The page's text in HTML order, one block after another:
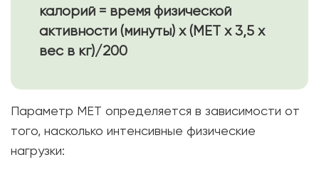
калорий = время физической
активности (минуты) x (МЕТ x 3,5 x
вес в кг)/200
Параметр МЕТ определяется в зависимости от
того, насколько интенсивные физические
нагрузки: